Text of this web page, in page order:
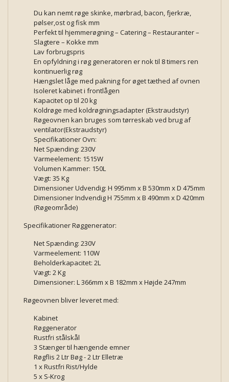
Du kan nemt røge skinke, mørbrad, bacon, fjerkræ,
pølser,ost og fisk mm
Perfekt til hjemmerøgning – Catering – Restauranter –
Slagtere – Kokke mm
Lav forbrugspris
En opfyldning i røg generatoren er nok til 8 timers ren
kontinuerlig røg
Hængslet låge med pakning for øget tæthed af ovnen
Isoleret kabinet i frontlågen
Kapacitet op til 20 kg
Koldrøge med koldrøgningsadapter (Ekstraudstyr)
Røgeovnen kan bruges som tørreskab ved brug af
ventilator(Ekstraudstyr)
Specifikationer Ovn:
Net Spænding: 230V
Varmeelement: 1515W
Volumen Kammer: 150L
Vægt: 35 Kg
Dimensioner Udvendig: H 995mm x B 530mm x D 475mm
Dimensioner Indvendig H 755mm x B 490mm x D 420mm
(Røgeområde)
Specifikationer Røggenerator:
Net Spænding: 230V
Varmeelement: 110W
Beholderkapacitet: 2L
Vægt: 2 Kg
Dimensioner: L 366mm x B 182mm x Højde 247mm
Røgeovnen bliver leveret med:
Kabinet
Røggenerator
Rustfri stålskål
3 Stænger til hængende emner
Røgflis 2 Ltr Bøg - 2 Ltr Elletræ
1 x Rustfri Rist/Hylde
5 x S-Krog